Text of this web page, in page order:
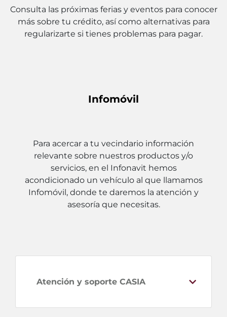
Consulta las próximas ferias y eventos para conocer
más sobre tu crédito, así como alternativas para
regularizarte si tienes problemas para pagar.
Infomóvil
Para acercar a tu vecindario información
relevante sobre nuestros productos y/o
servicios, en el Infonavit hemos
acondicionado un vehículo al que llamamos
Infomóvil, donde te daremos la atención y
asesoría que necesitas.
Atención y soporte CASIA